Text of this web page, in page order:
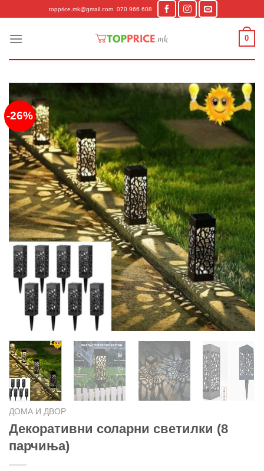
content
topprice.mk@gmail.com 070 966 608
0
-26%
ДОМА И ДВОР
Декоративни соларни светилки (8
парчиња)